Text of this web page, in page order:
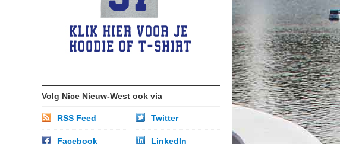
Volg Nice Nieuw-West ook via
RSS Feed Twitter
Facebook LinkedIn